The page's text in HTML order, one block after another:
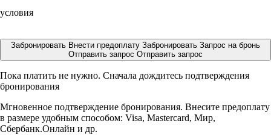
условия
Забронировать Внести предоплату Забронировать Запрос на бронь
Отправить запрос Отправить запрос
Пока платить не нужно. Сначала дождитесь подтверждения
бронирования
Мгновенное подтверждение бронирования. Внесите предоплату
в размере удобным способом: Visa, Mastercard, Мир,
Сбербанк.Онлайн и др.